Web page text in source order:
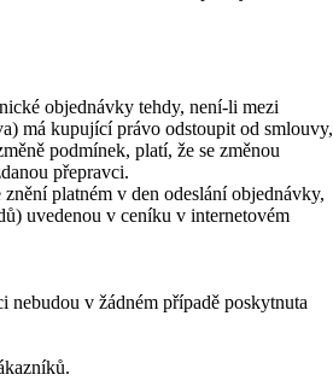
objednávky tehdy, není-li mezi
má kupující právo odstoupit od smlouvy,
podmínek, platí, že se změnou
přepravci.
platném v den odeslání objednávky,
uvedenou v ceníku v internetovém
nebudou v žádném případě poskytnuta